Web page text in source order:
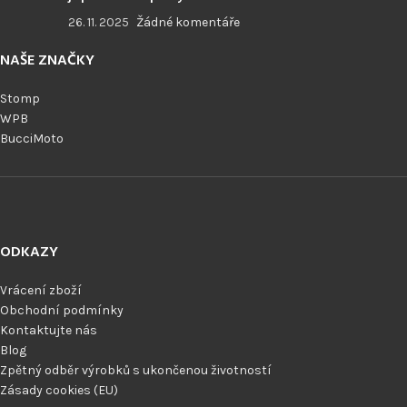
26. 11. 2025 Žádné komentáře
NAŠE ZNAČKY
Stomp
WPB
BucciMoto
ODKAZY
Vrácení zboží
Obchodní podmínky
Kontaktujte nás
Blog
Zpětný odběr výrobků s ukončenou životností
Zásady cookies (EU)